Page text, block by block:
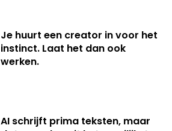
Je huurt een creator in voor het
instinct. Laat het dan ook
werken.
AI schrijft prima teksten, maar